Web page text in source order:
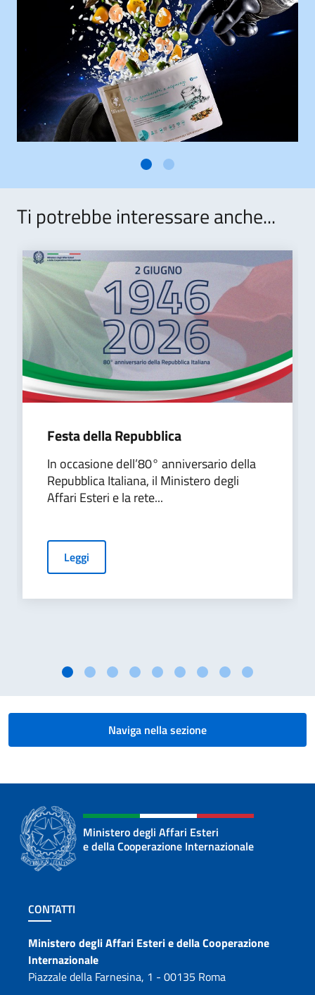
Ti potrebbe interessare anche...
Festa della Repubblica
In occasione dell’80° anniversario della
Repubblica Italiana, il Ministero degli
Affari Esteri e la rete...
Leggi
Naviga nella sezione
Ministero degli Affari Esteri
e della Cooperazione Internazionale
Sezione footer
CONTATTI
Contatti
Ministero degli Affari Esteri e della Cooperazione
Internazionale
Piazzale della Farnesina, 1 - 00135 Roma